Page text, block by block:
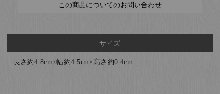
この商品についてのお問い合わせ
サイズ
長さ約4.8cm×幅約4.5cm×高さ約0.4cm